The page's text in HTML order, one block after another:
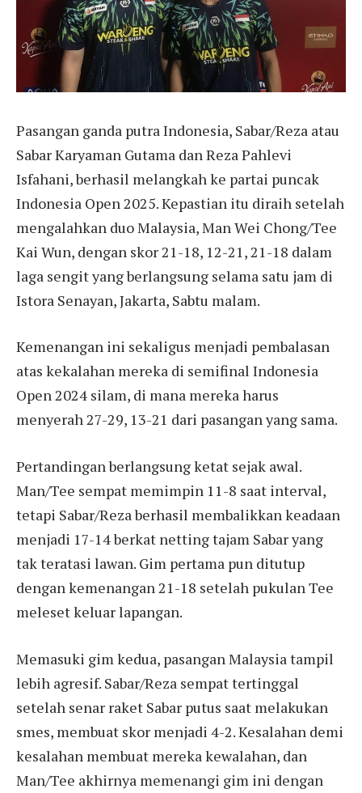
Pasangan ganda putra Indonesia, Sabar/Reza atau
Sabar Karyaman Gutama dan Reza Pahlevi
Isfahani, berhasil melangkah ke partai puncak
Indonesia Open 2025. Kepastian itu diraih setelah
mengalahkan duo Malaysia, Man Wei Chong/Tee
Kai Wun, dengan skor 21-18, 12-21, 21-18 dalam
laga sengit yang berlangsung selama satu jam di
Istora Senayan, Jakarta, Sabtu malam.
Kemenangan ini sekaligus menjadi pembalasan
atas kekalahan mereka di semifinal Indonesia
Open 2024 silam, di mana mereka harus
menyerah 27-29, 13-21 dari pasangan yang sama.
Pertandingan berlangsung ketat sejak awal.
Man/Tee sempat memimpin 11-8 saat interval,
tetapi Sabar/Reza berhasil membalikkan keadaan
menjadi 17-14 berkat netting tajam Sabar yang
tak teratasi lawan. Gim pertama pun ditutup
dengan kemenangan 21-18 setelah pukulan Tee
meleset keluar lapangan.
Memasuki gim kedua, pasangan Malaysia tampil
lebih agresif. Sabar/Reza sempat tertinggal
setelah senar raket Sabar putus saat melakukan
smes, membuat skor menjadi 4-2. Kesalahan demi
kesalahan membuat mereka kewalahan, dan
Man/Tee akhirnya memenangi gim ini dengan